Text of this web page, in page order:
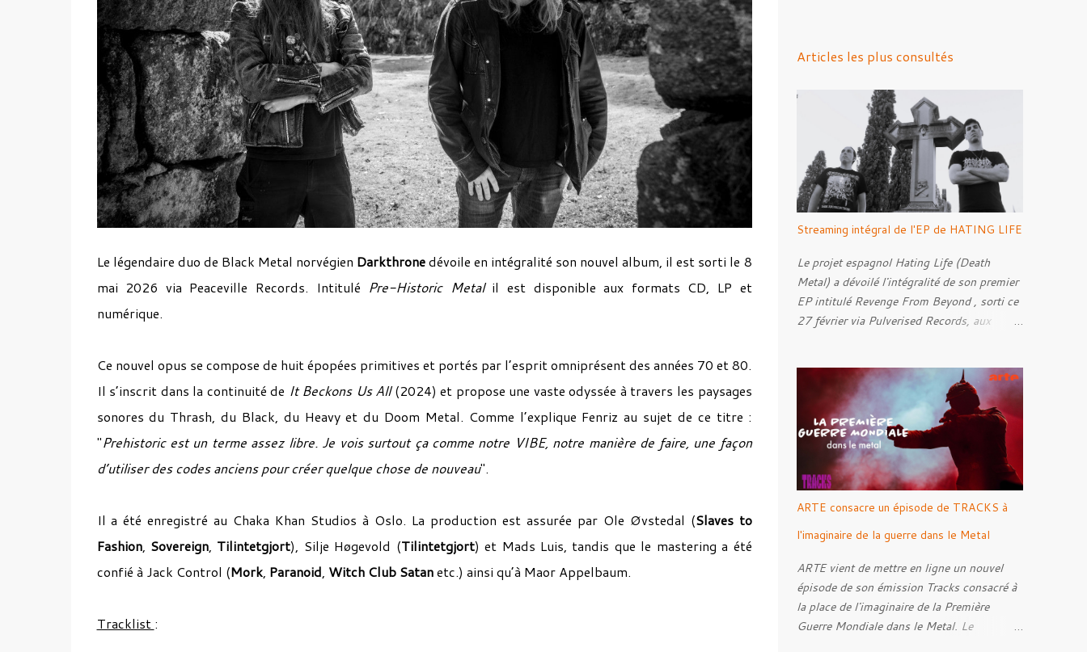
Le légendaire duo de Black Metal norvégien Darkthronedévoile en intégralité son nouvel album, il est sorti le 8
mai 2026 via Peaceville Records. Intitulé Pre-Historic Metal il est disponible aux formats CD, LP et
numérique.
Ce nouvel opus se compose de huit épopées primitives et portés par l’esprit omniprésent des années 70 et 80.
Il s’inscrit dans la continuité de It Beckons Us All(2024) et propose une vaste odyssée à travers les paysages
sonores du Thrash, du Black, du Heavy et du Doom Metal. Comme l’explique Fenriz au sujet de ce titre :
"Prehistoric est un terme assez libre. Je vois surtout ça comme notre VIBE, notre manière de faire, une façon
d’utiliser des codes anciens pour créer quelque chose de nouveau".
Il a été enregistré au Chaka Khan Studios à Oslo. La production est assurée par Ole Øvstedal (Slaves to
Fashion, Sovereign, Tilintetgjort), Silje Høgevold (Tilintetgjort) et Mads Luis, tandis que le mastering a été
confié à Jack Control (Mork, Paranoid, Witch Club Satanetc.) ainsi qu’à Maor Appelbaum.
Tracklist :
Articles les plus consultés
Streaming intégral de l'EP de HATING LIFE
Le projet espagnol Hating Life (Death
Metal) a dévoilé l'intégralité de son premier
EP intitulé Revenge From Beyond , sorti ce
27 février via Pulverised Records, aux
et mixé par Santi et l'artwork a été réalisé
par Luxi Lahtinen. Tracklist: 01. Into The
Grave 02. The Eternal Embrace 03. A
Somber Night 04. Rebellion Against The
Vile 05. Revenge From Beyond 06. The
Sense Of Fear
ARTE consacre un épisode de TRACKS à
l'imaginaire de la guerre dans le Metal
ARTE vient de mettre en ligne un nouvel
épisode de son émission Tracks consacré à
la place de l'imaginaire de la Première
Guerre Mondiale dans le Metal. Le